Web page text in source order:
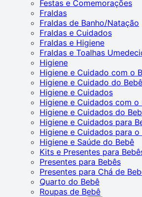
Festas e Comemorações
Fraldas
Fraldas de Banho/Natação
Fraldas e Cuidados
Fraldas e Higiene
Fraldas e Toalhas
Higiene
Higiene e Cuidado com o
Higiene e Cuidado do Bebê
Higiene e Cuidados
Higiene e Cuidados com o
Higiene e Cuidados do
Higiene e Cuidados para
Higiene e Cuidados para o
Higiene e Saúde do Bebê
Kits e Presentes para
Presentes para Bebês
Presentes para Chá de
Quarto do Bebê
Roupas de Bebê